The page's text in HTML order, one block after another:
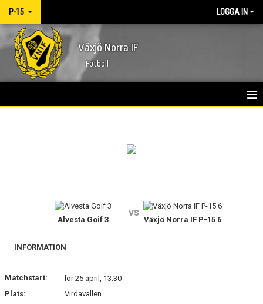
P-15 LOGGA IN
Växjö Norra IF
Fotboll
BILDGALLERI
KONTAKT
Alvesta Goif 3
vs
Växjö Norra IF P-15 6
INFORMATION
Matchstart:
lör 25 april, 13:30
Plats:
Virdavallen